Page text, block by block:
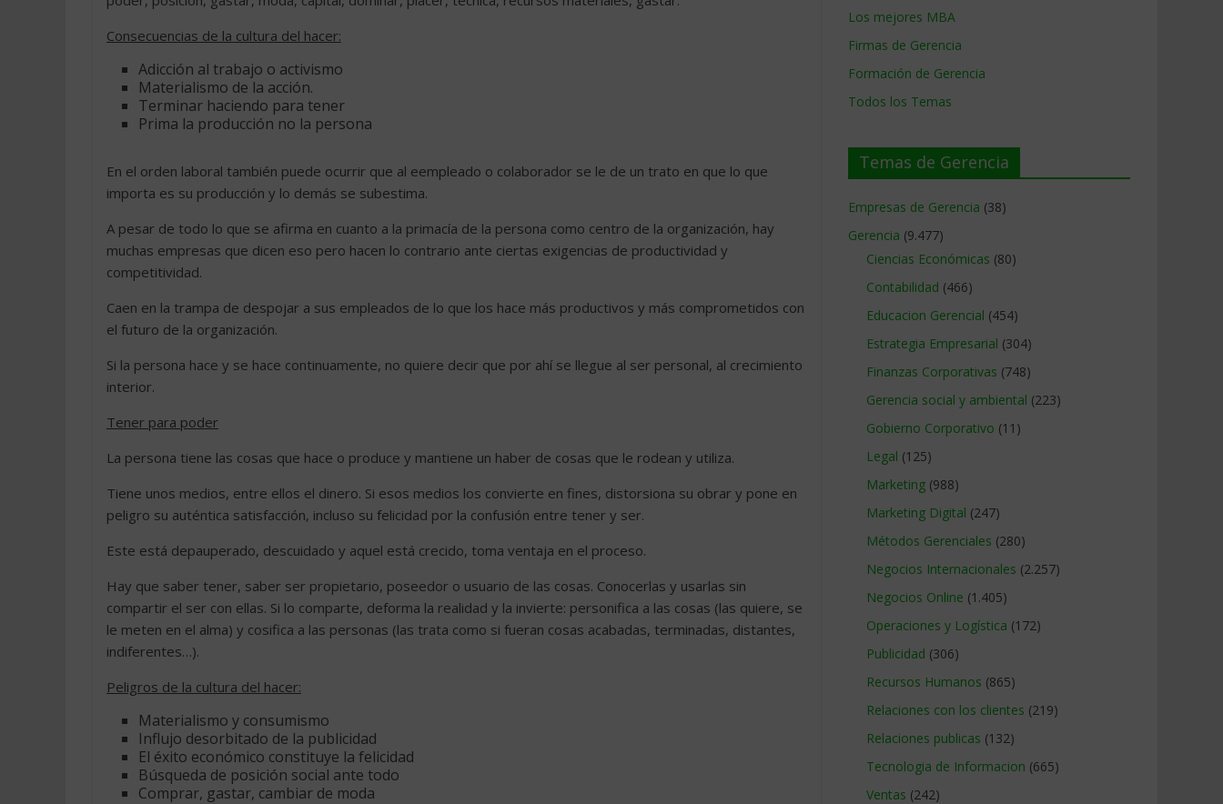
Consecuencias de la cultura del hacer:
Adicción al trabajo o activismo
Materialismo de la acción.
Terminar haciendo para tener
Prima la producción no la persona
En el orden laboral también puede ocurrir que al eempleado o colaborador se le de un trato en que lo que
importa es su producción y lo demás se subestima.
A pesar de todo lo que se afirma en cuanto a la primacía de la persona como centro de la organización, hay
muchas empresas que dicen eso pero hacen lo contrario ante ciertas exigencias de productividad y
competitividad.
Caen en la trampa de despojar a sus empleados de lo que los hace más productivos y más comprometidos con
el futuro de la organización.
Si la persona hace y se hace continuamente, no quiere decir que por ahí se llegue al ser personal, al crecimiento
interior.
Tener para poder
La persona tiene las cosas que hace o produce y mantiene un haber de cosas que le rodean y utiliza.
Tiene unos medios, entre ellos el dinero. Si esos medios los convierte en fines, distorsiona su obrar y pone en
peligro su auténtica satisfacción, incluso su felicidad por la confusión entre tener y ser.
Este está depauperado, descuidado y aquel está crecido, toma ventaja en el proceso.
Hay que saber tener, saber ser propietario, poseedor o usuario de las cosas. Conocerlas y usarlas sin
compartir el ser con ellas. Si lo comparte, deforma la realidad y la invierte: personifica a las cosas (las quiere, se
le meten en el alma) y cosifica a las personas (las trata como si fueran cosas acabadas, terminadas, distantes,
indiferentes…).
Peligros de la cultura del hacer:
Materialismo y consumismo
Influjo desorbitado de la publicidad
El éxito económico constituye la felicidad
Búsqueda de posición social ante todo
Comprar, gastar, cambiar de moda
Los mejores MBA
Firmas de Gerencia
Formación de Gerencia
Todos los Temas
Temas de Gerencia
Empresas de Gerencia (38)
Gerencia (9.477)
Ciencias Económicas (80)
Contabilidad (466)
Educacion Gerencial (454)
Estrategia Empresarial (304)
Finanzas Corporativas (748)
Gerencia social y ambiental (223)
Gobierno Corporativo (11)
Legal (125)
Marketing (988)
Marketing Digital (247)
Métodos Gerenciales (280)
Negocios Internacionales (2.257)
Negocios Online (1.405)
Operaciones y Logística (172)
Publicidad (306)
Recursos Humanos (865)
Relaciones con los clientes (219)
Relaciones publicas (132)
Tecnologia de Informacion (665)
Ventas (242)